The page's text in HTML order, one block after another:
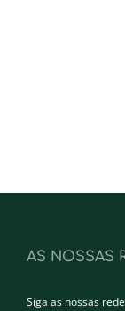
AS NOSSAS
Siga as nossas